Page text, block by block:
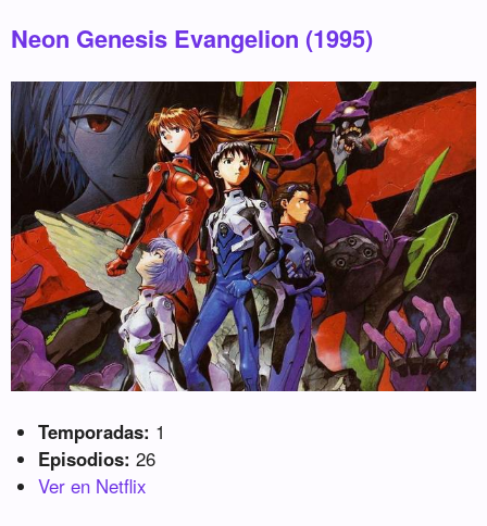
Neon Genesis Evangelion (1995)
Temporadas: 1
Episodios: 26
Ver en Netflix